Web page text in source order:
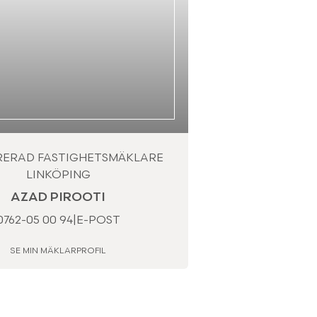
FASTIGHETSMÄKLARE
LINKÖPING
AZAD PIROOTI
05 00 94| E-POST
SE MIN MÄKLARPROFIL